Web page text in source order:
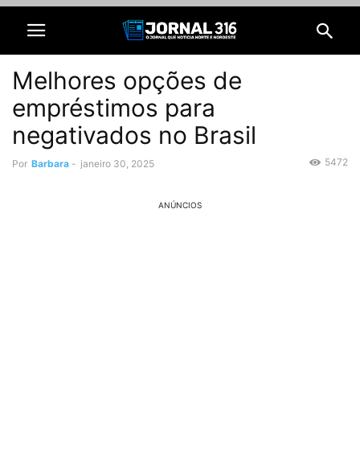
Melhores opções de
empréstimos para
negativados no Brasil
Por Barbara - janeiro 30, 2025 5472
ANÚNCIOS